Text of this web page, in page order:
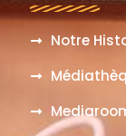
Notre